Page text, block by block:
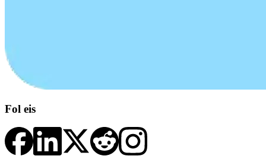
Fol eis